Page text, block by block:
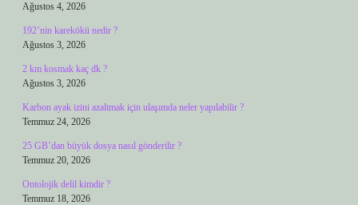
Ağustos 4, 2026
192’nin karekökü nedir ?
Ağustos 3, 2026
2 km kosmak kaç dk ?
Ağustos 3, 2026
Karbon ayak izini azaltmak için ulaşımda neler yapılabilir ?
Temmuz 24, 2026
25 GB’dan büyük dosya nasıl gönderilir ?
Temmuz 20, 2026
Ontolojik delil kimdir ?
Temmuz 18, 2026